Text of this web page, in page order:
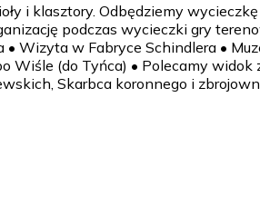
i klasztory. Odbędziemy
podczas wycieczki gry
Wizyta w Fabryce Schindlera •
Wiśle (do Tyńca) • Polecamy widok
Skarbca koronnego i